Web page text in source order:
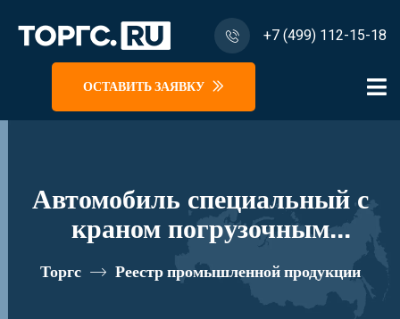
+7 (499) 112-15-18
ОСТАВИТЬ ЗАЯВКУ
Автомобиль специальный с
краном погрузочным
гидравлическим типа КМА на
базе КАМАЗ 43118 и его
Торгс Реестр промышленной продукции